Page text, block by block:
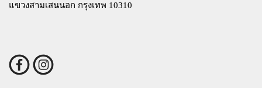
แขวงสามเสนนอก กรุงเทพ 10310